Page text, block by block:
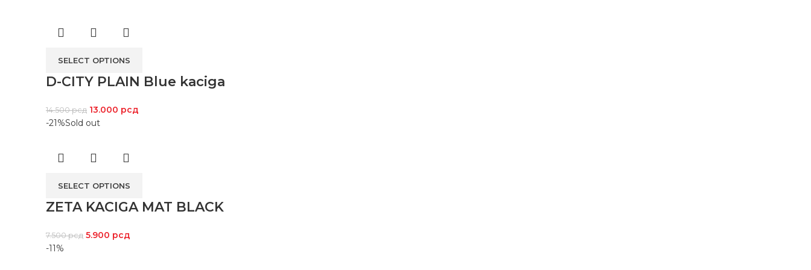
SELECT OPTIONS
D-CITY PLAIN Blue kaciga
14.500рсд 13.000 рсд
-21%Sold out
SELECT OPTIONS
ZETA KACIGA MAT BLACK
7.500рсд 5.900 рсд
-11%